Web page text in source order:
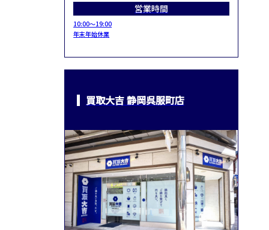
営業時間
10:00～19:00
年末年始休業
買取大吉 静岡呉服町店